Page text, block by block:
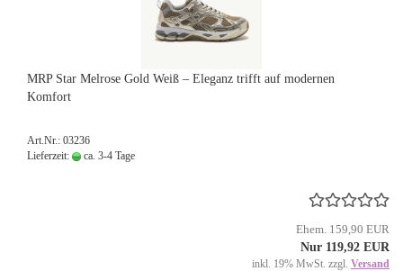
MRP Star Melrose Gold Weiß – Eleganz trifft auf modernen
Komfort
Art.Nr.: 03236
Lieferzeit:
ca. 3-4 Tage
Ehem. 159,90 EUR
Nur 119,92 EUR
inkl. 19% MwSt. zzgl. Versand